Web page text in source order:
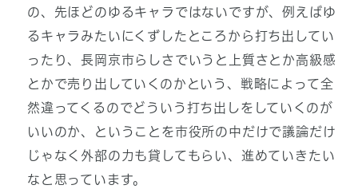
の、先ほどのゆるキャラではないですが、例えばゆ
るキャラみたいにくずしたところから打ち出してい
ったり、長岡京市らしさでいうと上質さとか高級感
とかで売り出していくのかという、戦略によって全
然違ってくるのでどういう打ち出しをしていくのが
いいのか、ということを市役所の中だけで議論だけ
じゃなく外部の力も貸してもらい、進めていきたい
なと思っています。